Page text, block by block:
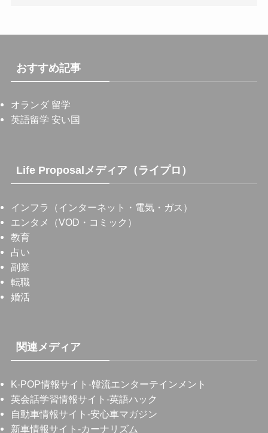
おすすめ記事
オランダ 留学
英語留学 安い国
Life Proposalメディア（ライプロ）
インフラ（インターネット・電気・ガス）
エンタメ（VOD・コミック）
教育
占い
副業
転職
婚活
関連メディア
K-POP情報サイト -韓流エンターテインメント
英会話学習情報サイト -英語ハック
自動車情報サイト -安心車マガジン
新車情報サイト -カーナリズム